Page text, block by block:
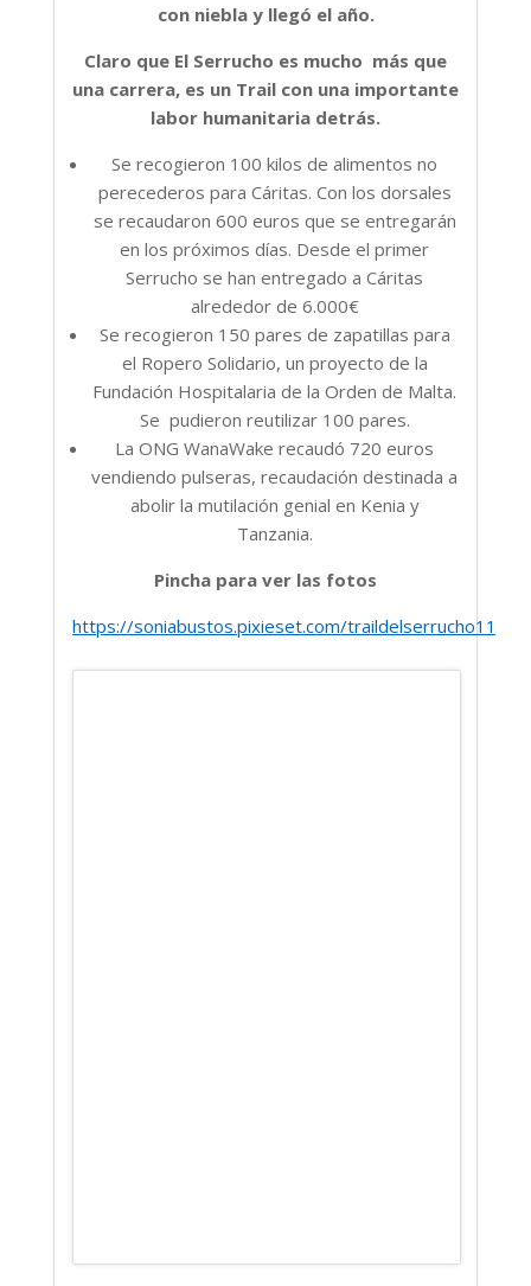
con niebla y llegó el año.
Claro que El Serrucho es mucho más que
una carrera, es un Trail con una importante
labor humanitaria detrás.
Se recogieron 100 kilos de alimentos no
perecederos para Cáritas. Con los dorsales
se recaudaron 600 euros que se entregarán
en los próximos días. Desde el primer
Serrucho se han entregado a Cáritas
alrededor de 6.000€
Se recogieron 150 pares de zapatillas para
el Ropero Solidario, un proyecto de la
Fundación Hospitalaria de la Orden de Malta.
Se pudieron reutilizar 100 pares.
La ONG WanaWake recaudó 720 euros
vendiendo pulseras, recaudación destinada a
abolir la mutilación genial en Kenia y
Tanzania.
Pincha para ver las fotos
https://soniabustos.pixieset.com/